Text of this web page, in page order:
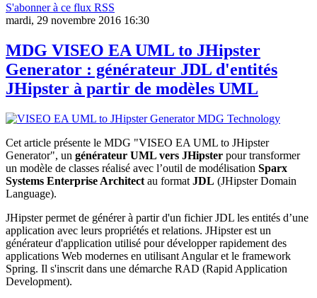
S'abonner à ce flux RSS
mardi, 29 novembre 2016 16:30
MDG VISEO EA UML to JHipster
Generator : générateur JDL d'entités
JHipster à partir de modèles UML
Cet article présente le MDG "VISEO EA UML to JHipster
Generator", un générateur UML vers JHipster pour transformer
un modèle de classes réalisé avec l’outil de modélisation Sparx
Systems Enterprise Architect au format JDL (JHipster Domain
Language).
JHipster permet de générer à partir d'un fichier JDL les entités d’une
application avec leurs propriétés et relations. JHipster est un
générateur d'application utilisé pour développer rapidement des
applications Web modernes en utilisant Angular et le framework
Spring. Il s'inscrit dans une démarche RAD (Rapid Application
Development).